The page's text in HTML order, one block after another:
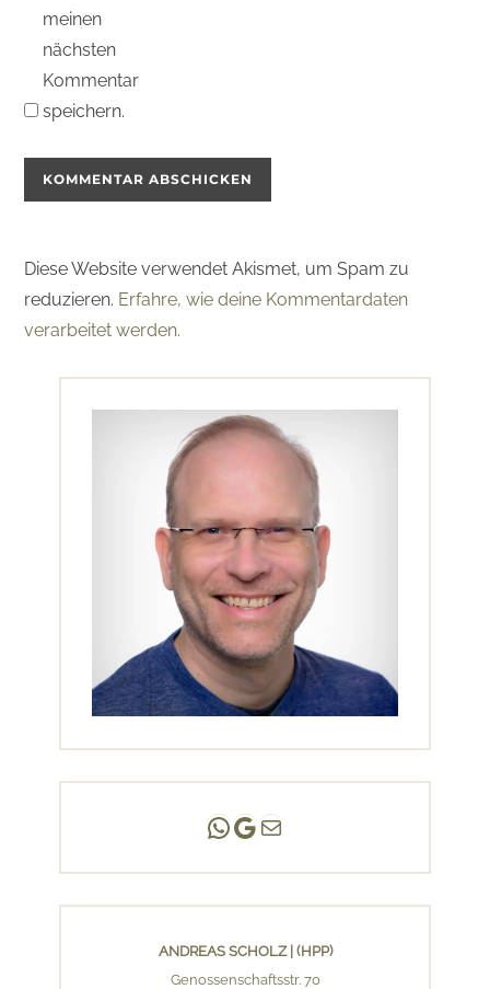
meinen
nächsten
Kommentar
speichern.
Diese Website verwendet Akismet, um Spam zu
reduzieren. Erfahre, wie deine Kommentardaten
verarbeitet werden.
Andreas Scholz | (HPP)
Praxis Adlershof
E-Mail an mich ...
ANDREAS SCHOLZ | (HPP)
Genossenschaftsstr. 70